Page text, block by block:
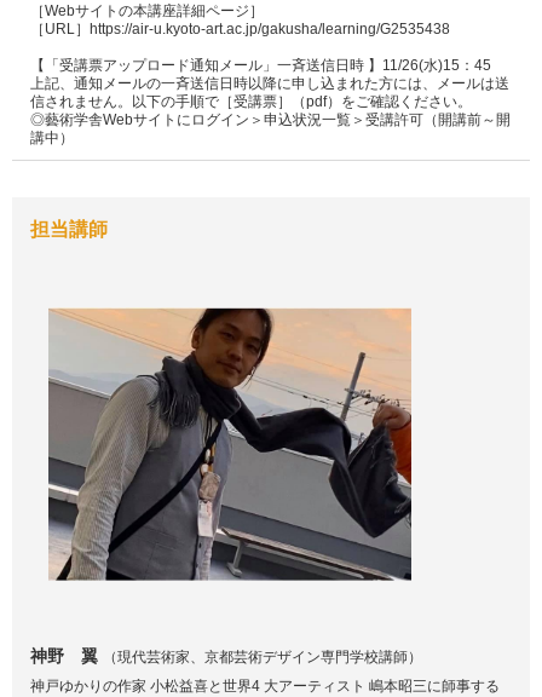
［Webサイトの本講座詳細ページ］
［URL］https://air-u.kyoto-art.ac.jp/gakusha/learning/G2535438
【「受講票アップロード通知メール」一斉送信日時 】11/26(水)15：45
上記、通知メールの一斉送信日時以降に申し込まれた方には、メールは送
信されません。以下の手順で［受講票］（pdf）をご確認ください。
◎藝術学舎Webサイトにログイン＞申込状況一覧＞受講許可（開講前～開
講中）
担当講師
神野 翼
（現代芸術家、京都芸術デザイン専門学校講師）
神戸ゆかりの作家 小松益喜と世界4 大アーティスト 嶋本昭三に師事する